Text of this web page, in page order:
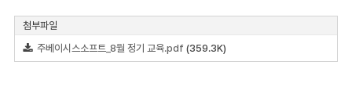
첨부파일
주베이시스소프트_8월 정기 교육.pdf (359.3K)